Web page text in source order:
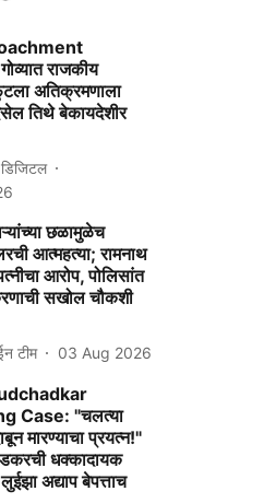
राजकीय
अतिक्रमणाला
तिथे बेकायदेशीर
छळामुळेच
आत्महत्या; रामनाथ
आरोप, पोलिसांत
सखोल चौकशी
टीम 03 Aug 2026
Case: "चलत्या
मारण्याचा प्रयत्न!"
धक्कादायक
अद्याप बेपत्ताच